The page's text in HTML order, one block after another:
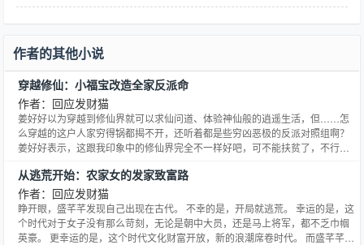
作者的其他小说
穿越修仙：小福宝改造全家反派命
作者：回应发财猫
姜好好以为穿越到修仙界就可以求仙问道、体验神仙般的逍遥生活，但……怎
么穿越的这户人家穷得锅都揭不开，还听着都是些穷凶恶极的反派对照组啊？
姜好好表示，这跟我印象中的修仙界完全不一样好吧，可不能扶贫了，不行赶
该不会是中了反派爹娘的亲情蛊了吧！
从逃荒开始：农家女的发家致富路
作者：回应发财猫
睁开眼，盛芊芊发现自己出现在古代。 不幸的是，开局就逃荒。 幸运的是，这
个时代对于女子没有那么苛刻，无论是朝中大员，还是马上将军，都不乏巾帼
英豪。 更幸运的是，这个时代文化财富开放，新的浪潮席卷时代。 而盛芊芊也